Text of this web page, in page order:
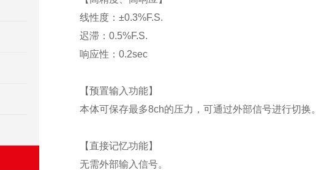
线性度：±0.3%F.S.
迟滞：0.5%F.S.
响应性：0.2sec
【预置输入功能】
本体可保存最多8ch的压力，可通过外部信号进行切换。
【直接记忆功能】
无需外部输入信号。